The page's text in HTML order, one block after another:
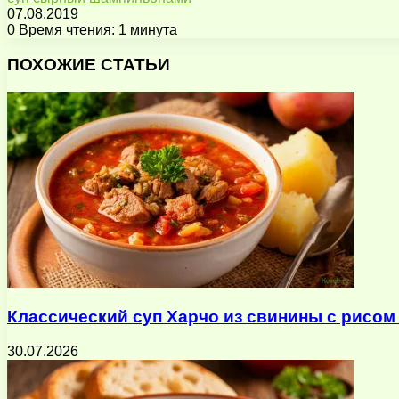
07.08.2019
0 Время чтения: 1 минута
через
почту
ПОХОЖИЕ СТАТЬИ
Классический суп Харчо из свинины с
30.07.2026